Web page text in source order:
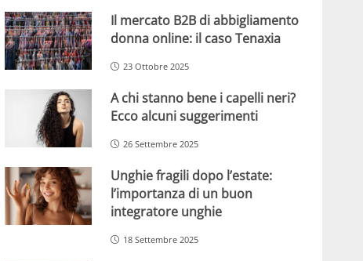
Il mercato B2B di abbigliamento
donna online: il caso Tenaxia
23 Ottobre 2025
A chi stanno bene i capelli neri?
Ecco alcuni suggerimenti
26 Settembre 2025
Unghie fragili dopo l’estate:
l’importanza di un buon
integratore unghie
18 Settembre 2025